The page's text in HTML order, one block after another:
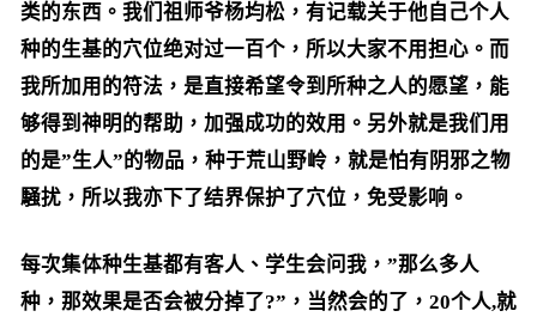
类的东西。我们祖师爷杨均松，有记载关于他自己个人
种的生基的穴位绝对过一百个，所以大家不用担心。而
我所加用的符法，是直接希望令到所种之人的愿望，能
够得到神明的帮助，加强成功的效用。另外就是我们用
的是”生人”的物品，种于荒山野岭，就是怕有阴邪之物
騒扰，所以我亦下了结界保护了穴位，免受影响。
每次集体种生基都有客人、学生会问我，”那么多人
种，那效果是否会被分掉了?”，当然会的了，20个人,就